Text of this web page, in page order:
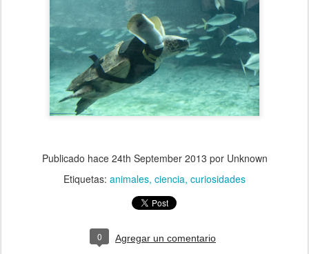
Publicado hace 24th September 2013 por Unknown
Etiquetas: animales ciencia curiosidades
0 Agregar un comentario